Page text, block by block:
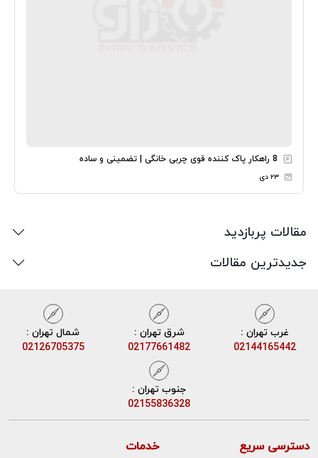
8 راهکار پاک کننده قوی چربی خانگی | تضمینی و ساده
۲۳ دی
مقالات پربازدید
جدیدترین مقالات
غرب تهران :
02144165442
شرق تهران :
02177661482
شمال تهران :
02126705375
جنوب تهران :
02155836328
دسترسی سریع خدمات